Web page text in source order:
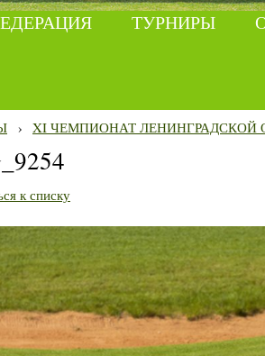
ТУРНИРЫ
› XI ЧЕМПИОНАТ ЛЕНИНГРАДСКОЙ
к списку